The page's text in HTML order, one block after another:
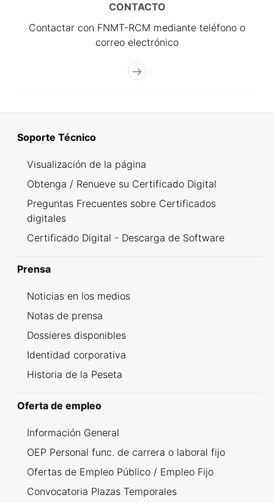
CONTACTO
Contactar con FNMT-RCM mediante teléfono o
correo electrónico
Soporte Técnico
Visualización de la página
Obtenga / Renueve su Certificado Digital
Preguntas Frecuentes sobre Certificados
digitales
Certificado Digital - Descarga de Software
Prensa
Noticias en los medios
Notas de prensa
Dossieres disponibles
Identidad corporativa
Historia de la Peseta
Oferta de empleo
Información General
OEP Personal func. de carrera o laboral fijo
Ofertas de Empleo Público / Empleo Fijo
Convocatoria Plazas Temporales